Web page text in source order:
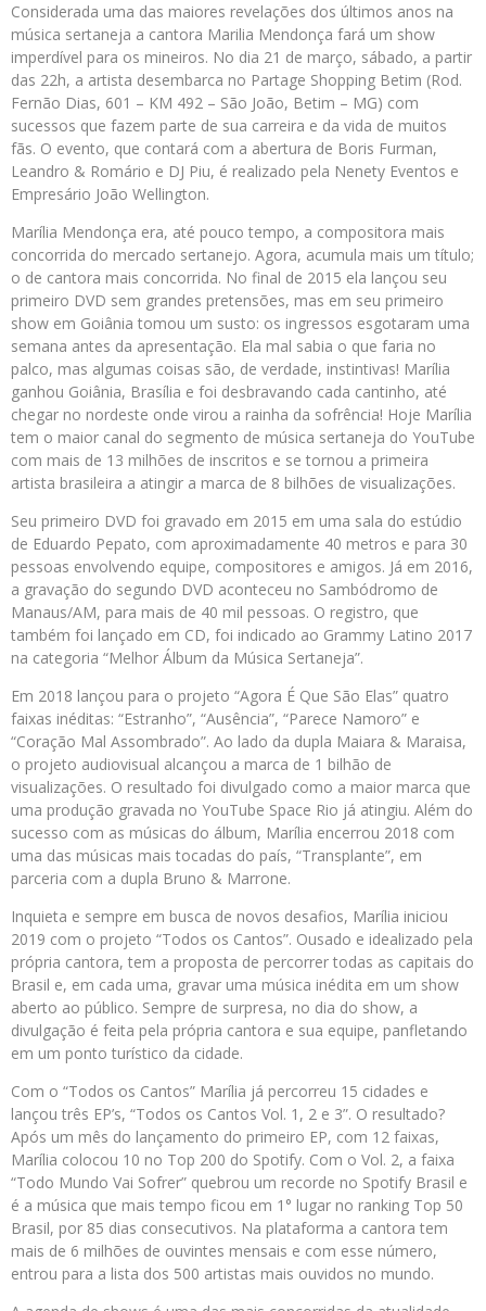
Considerada uma das maiores revelações dos últimos anos na
música sertaneja a cantora Marilia Mendonça fará um show
imperdível para os mineiros. No dia 21 de março, sábado, a partir
das 22h, a artista desembarca no Partage Shopping Betim (Rod.
Fernão Dias, 601 – KM 492 – São João, Betim – MG) com
sucessos que fazem parte de sua carreira e da vida de muitos
fãs. O evento, que contará com a abertura de Boris Furman,
Leandro & Romário e DJ Piu, é realizado pela Nenety Eventos e
Empresário João Wellington.
Marília Mendonça era, até pouco tempo, a compositora mais
concorrida do mercado sertanejo. Agora, acumula mais um título;
o de cantora mais concorrida. No final de 2015 ela lançou seu
primeiro DVD sem grandes pretensões, mas em seu primeiro
show em Goiânia tomou um susto: os ingressos esgotaram uma
semana antes da apresentação. Ela mal sabia o que faria no
palco, mas algumas coisas são, de verdade, instintivas! Marília
ganhou Goiânia, Brasília e foi desbravando cada cantinho, até
chegar no nordeste onde virou a rainha da sofrência! Hoje Marília
tem o maior canal do segmento de música sertaneja do YouTube
com mais de 13 milhões de inscritos e se tornou a primeira
artista brasileira a atingir a marca de 8 bilhões de visualizações.
Seu primeiro DVD foi gravado em 2015 em uma sala do estúdio
de Eduardo Pepato, com aproximadamente 40 metros e para 30
pessoas envolvendo equipe, compositores e amigos. Já em 2016,
a gravação do segundo DVD aconteceu no Sambódromo de
Manaus/AM, para mais de 40 mil pessoas. O registro, que
também foi lançado em CD, foi indicado ao Grammy Latino 2017
na categoria “Melhor Álbum da Música Sertaneja”.
Em 2018 lançou para o projeto “Agora É Que São Elas” quatro
faixas inéditas: “Estranho”, “Ausência”, “Parece Namoro” e
“Coração Mal Assombrado”. Ao lado da dupla Maiara & Maraisa,
o projeto audiovisual alcançou a marca de 1 bilhão de
visualizações. O resultado foi divulgado como a maior marca que
uma produção gravada no YouTube Space Rio já atingiu. Além do
sucesso com as músicas do álbum, Marília encerrou 2018 com
uma das músicas mais tocadas do país, “Transplante”, em
parceria com a dupla Bruno & Marrone.
Inquieta e sempre em busca de novos desafios, Marília iniciou
2019 com o projeto “Todos os Cantos”. Ousado e idealizado pela
própria cantora, tem a proposta de percorrer todas as capitais do
Brasil e, em cada uma, gravar uma música inédita em um show
aberto ao público. Sempre de surpresa, no dia do show, a
divulgação é feita pela própria cantora e sua equipe, panfletando
em um ponto turístico da cidade.
Com o “Todos os Cantos” Marília já percorreu 15 cidades e
lançou três EP’s, “Todos os Cantos Vol. 1, 2 e 3”. O resultado?
Após um mês do lançamento do primeiro EP, com 12 faixas,
Marília colocou 10 no Top 200 do Spotify. Com o Vol. 2, a faixa
“Todo Mundo Vai Sofrer” quebrou um recorde no Spotify Brasil e
é a música que mais tempo ficou em 1° lugar no ranking Top 50
Brasil, por 85 dias consecutivos. Na plataforma a cantora tem
mais de 6 milhões de ouvintes mensais e com esse número,
entrou para a lista dos 500 artistas mais ouvidos no mundo.